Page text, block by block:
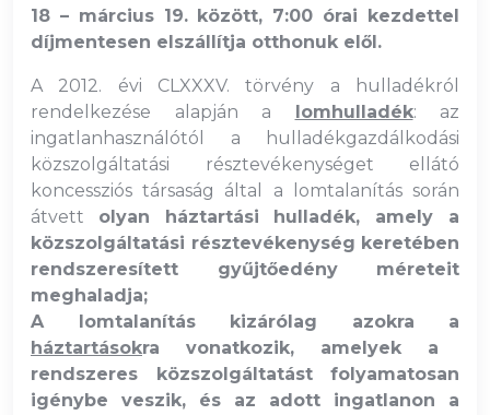
18 – március 19. között, 7:00 órai kezdettel
díjmentesen elszállítja otthonuk elől.
A 2012. évi CLXXXV. törvény a hulladékról
rendelkezése alapján a lomhulladék: az
ingatlanhasználótól a hulladékgazdálkodási
közszolgáltatási résztevékenységet ellátó
koncessziós társaság által a lomtalanítás során
átvett olyan háztartási hulladék, amely a
közszolgáltatási résztevékenység keretében
rendszeresített gyűjtőedény méreteit
meghaladja;
A lomtalanítás kizárólag azokra a
háztartásokra vonatkozik, amelyek a
rendszeres közszolgáltatást folyamatosan
igénybe veszik, és az adott ingatlanon a